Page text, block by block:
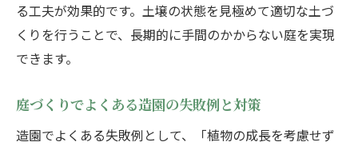
る工夫が効果的です。土壌の状態を見極めて適切な土づ
くりを行うことで、長期的に手間のかからない庭を実現
できます。
庭づくりでよくある造園の失敗例と対策
造園でよくある失敗例として、「植物の成長を考慮せず